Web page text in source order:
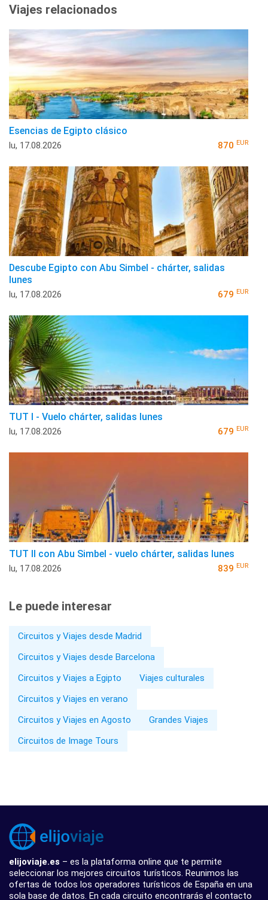
Viajes relacionados
Esencias de Egipto clásico
lu, 17.08.2026 870 EUR
Descube Egipto con Abu Simbel - chárter, salidas
lunes
lu, 17.08.2026 679 EUR
TUT I - Vuelo chárter, salidas lunes
lu, 17.08.2026 679 EUR
TUT II con Abu Simbel - vuelo chárter, salidas lunes
lu, 17.08.2026 839 EUR
Le puede interesar
Circuitos y Viajes desde Madrid
Circuitos y Viajes desde Barcelona
Circuitos y Viajes a Egipto
Viajes culturales
Circuitos y Viajes en verano
Circuitos y Viajes en Agosto
Grandes Viajes
Circuitos de Image Tours
elijoviaje.es – es la plataforma online que te permite
seleccionar los mejores circuitos turísticos. Reunimos las
ofertas de todos los operadores turísticos de España en una
sola base de datos. En cada circuito encontrarás el contacto